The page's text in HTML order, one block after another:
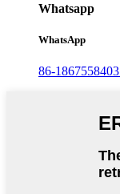
Whatsapp
WhatsApp
86-